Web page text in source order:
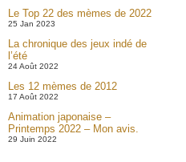
Le Top 22 des mèmes de 2022
25 Jan 2023
La chronique des jeux indé de
l’été
24 Août 2022
Les 12 mèmes de 2012
17 Août 2022
Animation japonaise –
Printemps 2022 – Mon avis.
29 Juin 2022